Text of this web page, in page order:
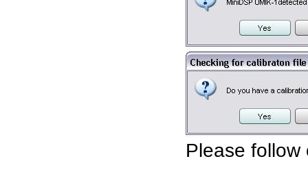
Please